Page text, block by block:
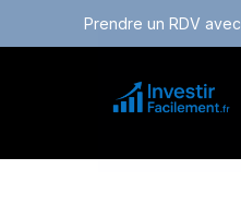
Prendre un RDV